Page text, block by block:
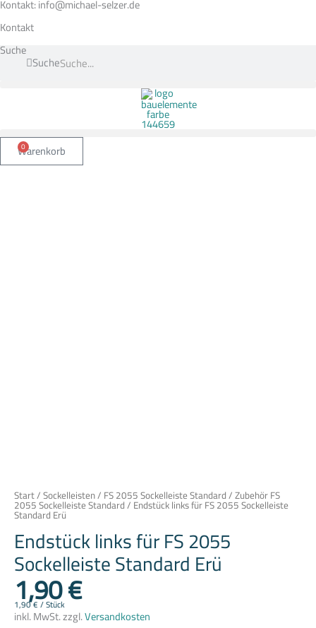
Zum
Inhalt
springen
Kontakt: info@michael-selzer.de
Kontakt
Suche
Suche
0
Warenkorb
Start/Sockelleisten/ FS 2055 Sockelleiste Standard/Zubehör FS
2055 Sockelleiste Standard/ Endstück links für FS 2055 Sockelleiste
Standard Erü
Endstück links für FS 2055
Sockelleiste Standard Erü
1,90€
1,90€/Stück
inkl. MwSt.zzgl.Versandkosten